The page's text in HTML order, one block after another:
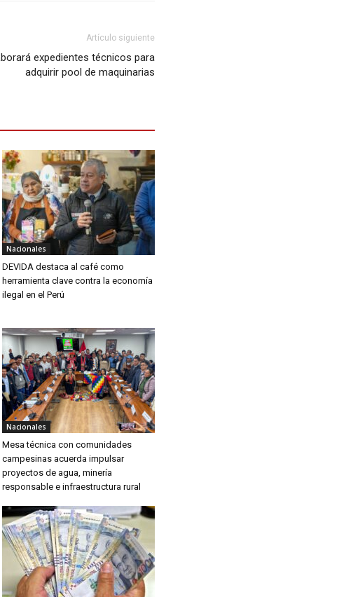
Artículo siguiente
expedientes técnicos para
adquirir pool de maquinarias
Nacionales
DEVIDA destaca al café como
herramienta clave contra la economía
ilegal en el Perú
Nacionales
Mesa técnica con comunidades
campesinas acuerda impulsar
proyectos de agua, minería
responsable e infraestructura rural